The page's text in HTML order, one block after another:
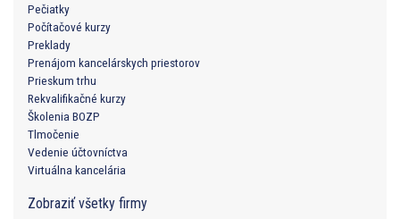
Pečiatky
Počítačové kurzy
Preklady
Prenájom kancelárskych priestorov
Prieskum trhu
Rekvalifikačné kurzy
Školenia BOZP
Tlmočenie
Vedenie účtovníctva
Virtuálna kancelária
Zobraziť všetky firmy